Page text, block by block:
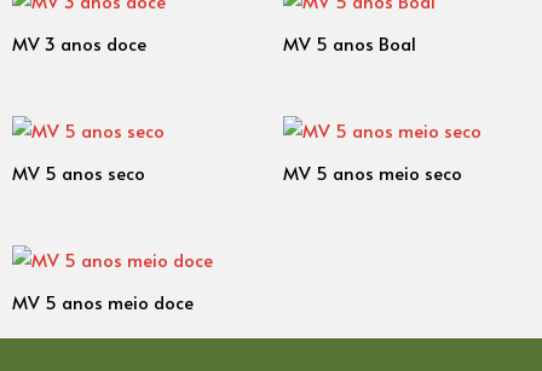
MV 3 anos doce MV 5 anos Boal
MV 5 anos seco MV 5 anos meio seco
MV 5 anos meio doce